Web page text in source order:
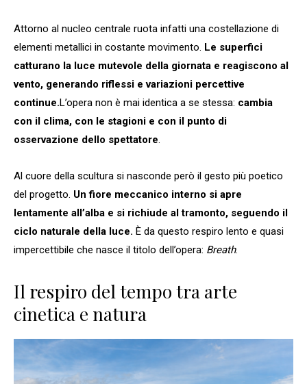
Attorno al nucleo centrale ruota infatti una costellazione di
elementi metallici in costante movimento. Le superfici
catturano la luce mutevole della giornata e reagiscono al
vento, generando riflessi e variazioni percettive
continue.L’opera non è mai identica a se stessa: cambia
con il clima, con le stagioni e con il punto di
osservazione dello spettatore.
Al cuore della scultura si nasconde però il gesto più poetico
del progetto. Un fiore meccanico interno si apre
lentamente all’alba e si richiude al tramonto, seguendo il
ciclo naturale della luce. È da questo respiro lento e quasi
impercettibile che nasce il titolo dell’opera: Breath.
Il respiro del tempo tra arte
cinetica e natura